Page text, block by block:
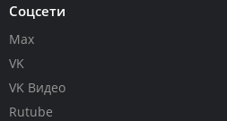
Соцсети
Max
VK
VK Видео
Rutube